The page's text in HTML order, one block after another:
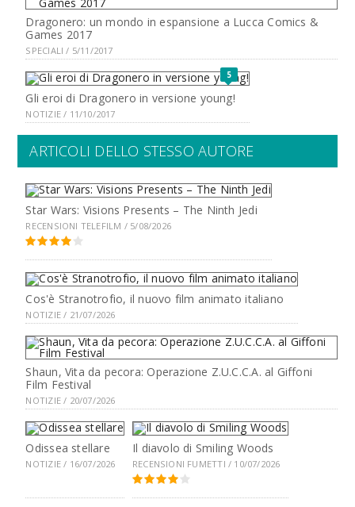
Dragonero: un mondo in espansione a Lucca Comics &
Games 2017
SPECIALI / 5/11/2017
5
Gli eroi di Dragonero in versione young!
NOTIZIE / 11/10/2017
ARTICOLI DELLO STESSO AUTORE
Star Wars: Visions Presents – The Ninth Jedi
RECENSIONI TELEFILM / 5/08/2026
Cos'è Stranotrofio, il nuovo film animato italiano
NOTIZIE / 21/07/2026
Shaun, Vita da pecora: Operazione Z.U.C.C.A. al Giffoni
Film Festival
NOTIZIE / 20/07/2026
Odissea stellare
NOTIZIE / 16/07/2026
Il diavolo di Smiling Woods
RECENSIONI FUMETTI / 10/07/2026